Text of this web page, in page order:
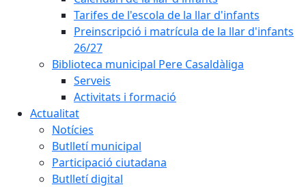
Tarifes de l'escola de la llar d'infants
Preinscripció i matrícula de la llar d'infants
26/27
Biblioteca municipal Pere Casaldàliga
Serveis
Activitats i formació
Actualitat
Notícies
Butlletí municipal
Participació ciutadana
Butlletí digital